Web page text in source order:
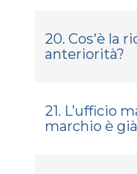
20. Cos'è la
anteriorità?
21. L’ufficio
marchio è